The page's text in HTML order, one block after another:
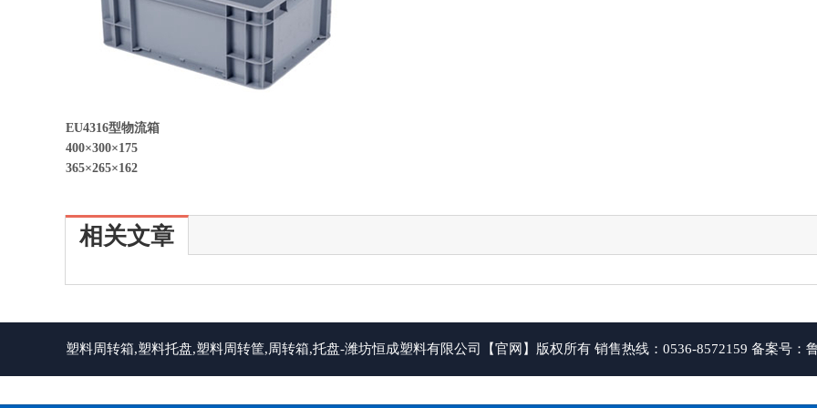
EU4316型物流箱
400×300×175
365×265×162
相关文章
塑料周转箱,塑料托盘,塑料周转筐,周转箱,托盘-潍坊恒成塑料有限公司【官网】版权所有 销售热线：0536-8572159 备案号：